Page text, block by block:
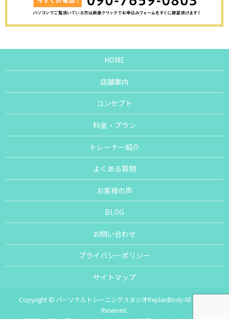
HOME
店舗案内
コンセプト
料金・プラン
トレーナー紹介
よくある質問
お客様の声
BLOG
お問い合わせ
プライバシーポリシー
サイトマップ
Copyright © パーソナルトレーニングスタジオReplanBody All Rights
Reserved.